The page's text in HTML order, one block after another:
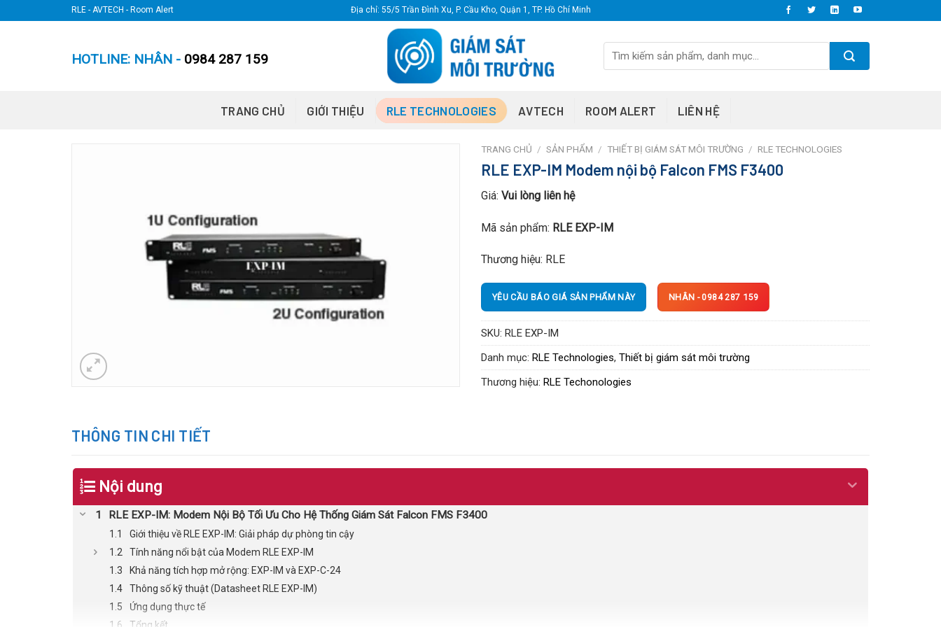
to
RLE - AVTECH - Room Alert Địa chỉ: 55/5 Trần Đình Xu, P. Cầu Kho, Quận 1, TP. Hồ Chí Minh
HOTLINE: NHÂN - 0984 287 159
kiếm:
TRANG CHỦ GIỚI THIỆU RLE TECHNOLOGIES AVTECH ROOM ALERT LIÊN HỆ
TRANG CHỦ / SẢN PHẨM / THIẾT BỊ GIÁM SÁT MÔI TRƯỜNG / RLE TECHNOLOGIES
RLE EXP-IM Modem nội bộ Falcon FMS F3400
Giá: Vui lòng liên hệ
Mã sản phẩm: RLE EXP-IM
Thương hiệu: RLE
YÊU CẦU BÁO GIÁ SẢN PHẨM NÀY NHÂN - 0984 287 159
SKU: RLE EXP-IM
Danh mục: RLE Technologies, Thiết bị giám sát môi trường
Thương hiệu: RLE Techonologies
THÔNG TIN CHI TIẾT
Nội dung
RLE EXP-IM: Modem Nội Bộ Tối Ưu Cho Hệ Thống Giám Sát Falcon FMS F3400
Giới thiệu về RLE EXP-IM: Giải pháp dự phòng tin cậy
Tính năng nổi bật của Modem RLE EXP-IM
Khả năng tích hợp mở rộng: EXP-IM và EXP-C-24
Thông số kỹ thuật (Datasheet RLE EXP-IM)
Ứng dụng thực tế